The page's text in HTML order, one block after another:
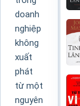
doanh
nghiệp
không
xuất
phát
từ một
nguyên